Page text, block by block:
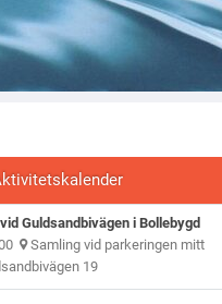
Guldsandbivägen i Bollebygd
Samling vid parkeringen mitt
19